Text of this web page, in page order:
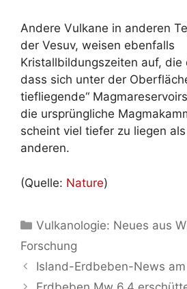
Andere Vulkane in anderen
der Vesuv, weisen ebenfalls
Kristallbildungszeiten auf,
dass sich unter der
tiefliegende“
die ursprüngliche
scheint viel tiefer zu liegen
anderen.
(Quelle: Nature)
Kategorien
Vulkanologie: Neues aus
Forschung
Island-Erdbeben-News